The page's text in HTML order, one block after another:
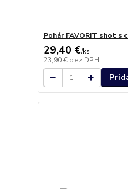
Pohár FAVORIT shot s
29,40 €/ks
23,90 € bez DPH